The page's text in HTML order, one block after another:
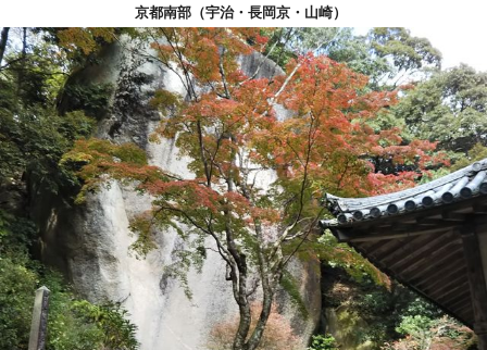
京都南部（宇治・長岡京・山崎）